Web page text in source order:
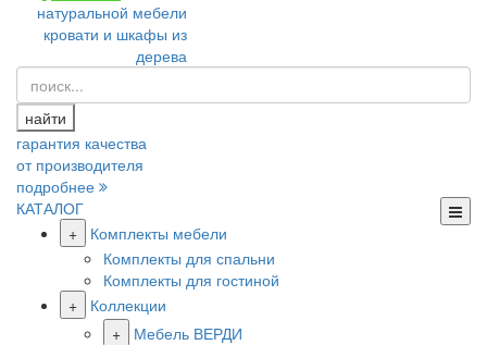
натуральной мебели
кровати и шкафы из
дерева
найти
гарантия качества
от производителя
подробнее
КАТАЛОГ
+
Комплекты мебели
Комплекты для спальни
Комплекты для гостиной
+
Коллекции
+
Мебель ВЕРДИ